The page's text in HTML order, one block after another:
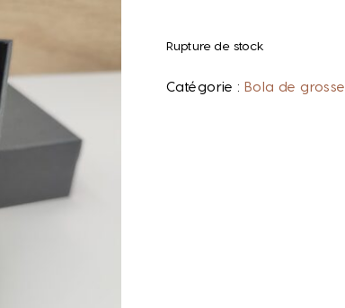
Rupture de stock
Catégorie : Bola de